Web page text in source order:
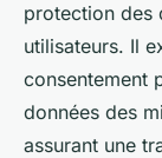
protection des
utilisateurs. Il
consentement
données des
assurant une